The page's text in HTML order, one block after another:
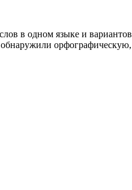
в одном языке и